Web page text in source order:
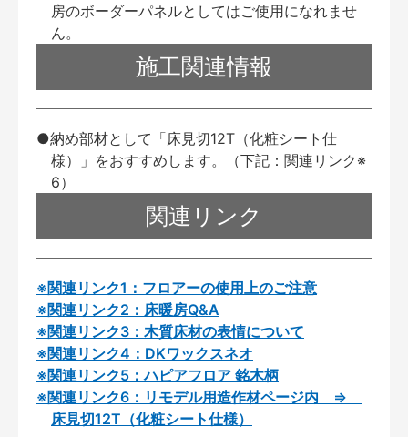
房のボーダーパネルとしてはご使用になれませ
ん。
施工関連情報
●納め部材として「床見切12T（化粧シート仕
様）」をおすすめします。（下記：関連リンク※
6）
関連リンク
※関連リンク1：フロアーの使用上のご注意
※関連リンク2：床暖房Q&A
※関連リンク3：木質床材の表情について
※関連リンク4：DKワックスネオ
※関連リンク5：ハピアフロア 銘木柄
※関連リンク6：リモデル用造作材ページ内 ⇒
床見切12T（化粧シート仕様）